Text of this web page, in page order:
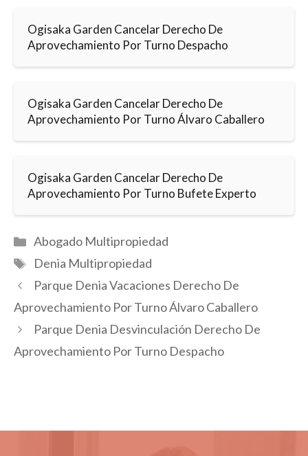
Ogisaka Garden Cancelar Derecho De
Aprovechamiento Por Turno Despacho
Ogisaka Garden Cancelar Derecho De
Aprovechamiento Por Turno Álvaro Caballero
Ogisaka Garden Cancelar Derecho De
Aprovechamiento Por Turno Bufete Experto
Categorías
Abogado Multipropiedad
Etiquetas
Denia Multipropiedad
Parque Denia Vacaciones Derecho De
Aprovechamiento Por Turno Álvaro Caballero
Parque Denia Desvinculación Derecho De
Aprovechamiento Por Turno Despacho